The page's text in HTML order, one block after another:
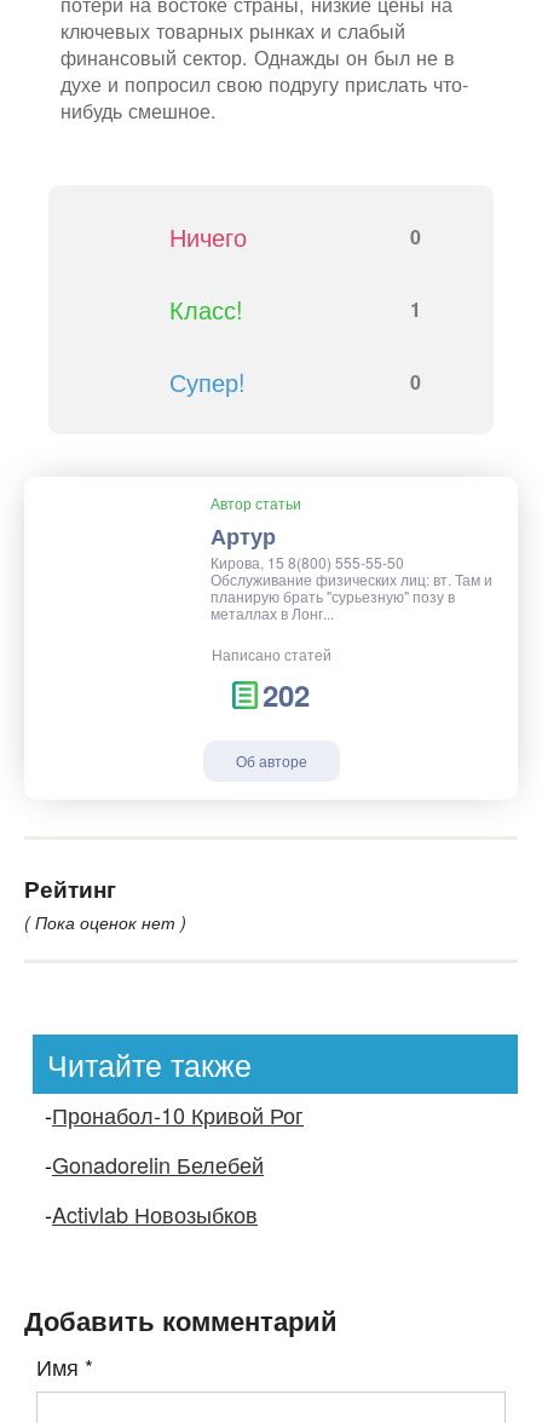
ключевых товарных рынках и слабый
финансовый сектор. Однажды он был не в
духе и попросил свою подругу прислать что-
нибудь смешное.
Ничего 0
Класс! 1
Супер! 0
Автор статьи
Артур
Кирова, 15 8(800) 555-55-50
Обслуживание физических лиц: вт. Там и
планирую брать "сурьезную" позу в
металлах в Лонг...
Написано статей
202
Об авторе
Рейтинг
( Пока оценок нет )
Читайте также
-Пронабол-10 Кривой Рог
-Gonadorelin Белебей
-Activlab Новозыбков
Добавить комментарий
Имя *